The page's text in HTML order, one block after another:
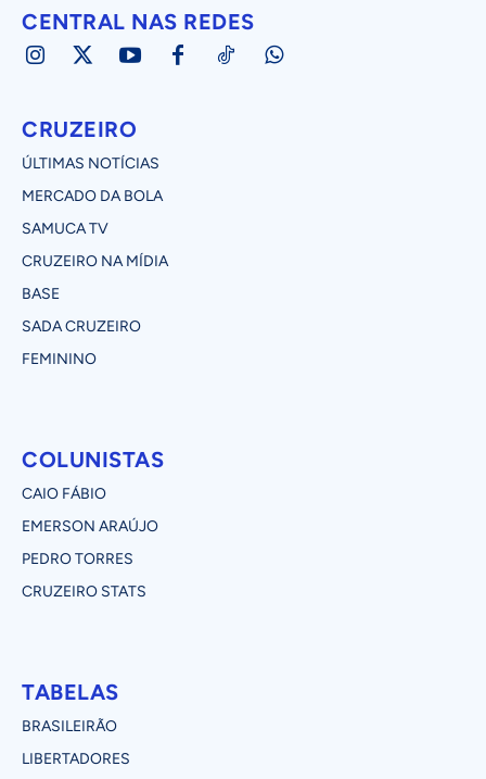
CENTRAL NAS REDES
CRUZEIRO
ÚLTIMAS NOTÍCIAS
MERCADO DA BOLA
SAMUCA TV
CRUZEIRO NA MÍDIA
BASE
SADA CRUZEIRO
FEMININO
COLUNISTAS
CAIO FÁBIO
EMERSON ARAÚJO
PEDRO TORRES
CRUZEIRO STATS
TABELAS
BRASILEIRÃO
LIBERTADORES